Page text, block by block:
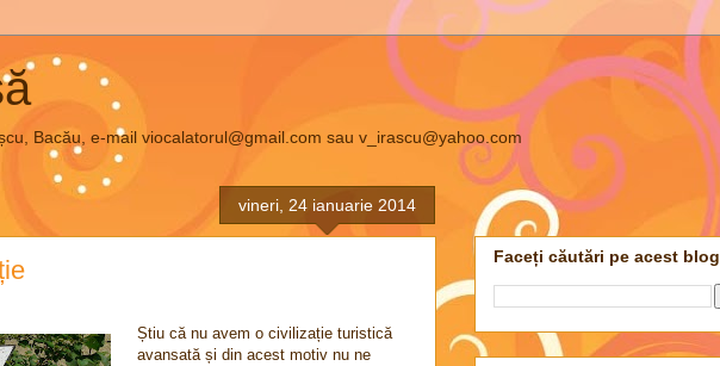
Bacău, e-mail viocalatorul@gmail.com sau v_irascu@yahoo.com
vineri, 24 ianuarie 2014
Știu că nu avem o civilizație turistică
avansată și din acest motiv nu ne
Faceți căutări pe acest blog